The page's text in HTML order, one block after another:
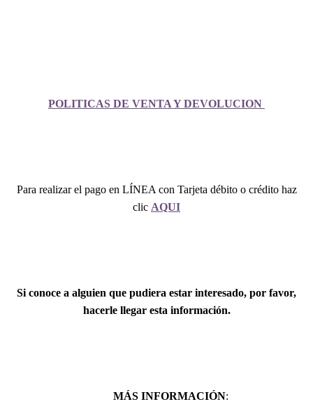
POLITICAS DE VENTA Y DEVOLUCION
Para realizar el pago en LÍNEA con Tarjeta débito o crédito haz
clic AQUI
Si conoce a alguien que pudiera estar interesado, por favor,
hacerle llegar esta información.
MÁS INFORMACIÓN: